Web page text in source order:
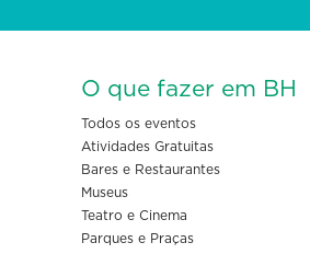
O que fazer em BH
Todos os eventos
Atividades Gratuitas
Bares e Restaurantes
Museus
Teatro e Cinema
Parques e Praças